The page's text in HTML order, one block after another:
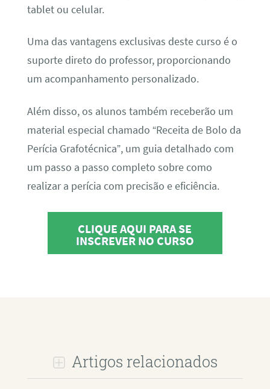
tablet ou celular.
Uma das vantagens exclusivas deste curso é o
suporte direto do professor, proporcionando
um acompanhamento personalizado.
Além disso, os alunos também receberão um
material especial chamado “Receita de Bolo da
Perícia Grafotécnica”, um guia detalhado com
um passo a passo completo sobre como
realizar a perícia com precisão e eficiência.
CLIQUE AQUI PARA SE
INSCREVER NO CURSO
Artigos relacionados